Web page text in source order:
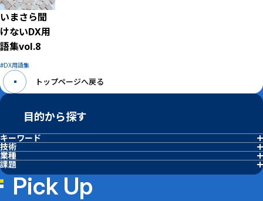
はその解決
手段の1つと
して取り入
れるという
ことです
ね」
いまさら聞
けないDX用
語集vol.8
DX用語集
トップページへ戻る
目的から探す
キーワード
アジャイル経営
デジタル変革
リモート監視
生産性向上
DX用語集
FKDPP
セキュリティ
AI活用
技術
異常検知
データ基盤・連携
業種
化学・プラント
石油・ガス
電子部品製造
自動車製造
食品・飲料
医薬
電力・エネルギー
建材・材料
課題
労働力改善
品質安定化
予知保全
製造工程最適化
作業標準化
省人化・自動化
ESG・サステナビリティ強化
人材育成・教育
現場改善
属人化解消
Pick Up